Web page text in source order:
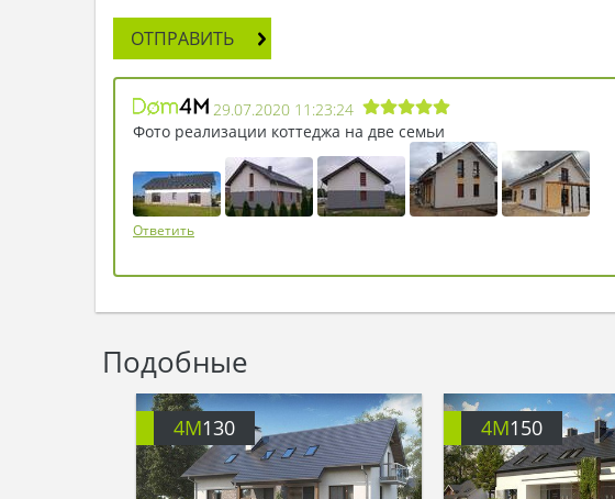
ОТПРАВИТЬ
29.07.2020 11:23:24
Фото реализации коттеджа на две семьи
Ответить
Подобные
4M130 4M150